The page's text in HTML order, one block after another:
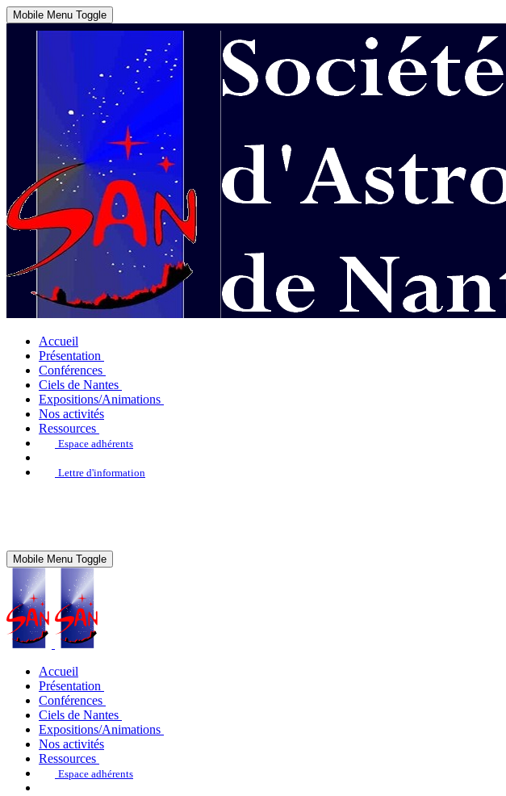
Mobile Menu Toggle
Accueil
Présentation
Conférences
Ciels de Nantes
Expositions/Animations
Nos activités
Ressources
Espace adhérents
Lettre d'information
Mobile Menu Toggle
Accueil
Présentation
Conférences
Ciels de Nantes
Expositions/Animations
Nos activités
Ressources
Espace adhérents